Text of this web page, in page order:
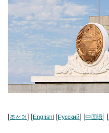
[조선어] [English] [Русский] [中国语] [